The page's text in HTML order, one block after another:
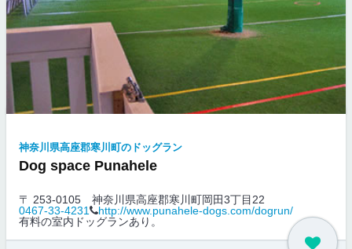
神奈川県高座郡寒川町のドッグラン
Dog space Punahele
〒 253-0105
神奈川県高座郡寒川町岡田3丁目22
0467-33-4231
http://www.punahele-dogs.com/dogrun/
有料の室内ドッグランあり。